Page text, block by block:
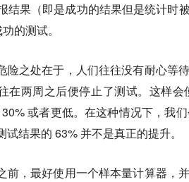
结果（即是成功的结果但是统计时
的测试。
险之处在于，人们往往没有耐心等
在两周之后便停止了测试。这样
或者更低。在这种情况下，我
试结果的 63% 并不是真正的提升。
前，最好使用一个样本量计算器，